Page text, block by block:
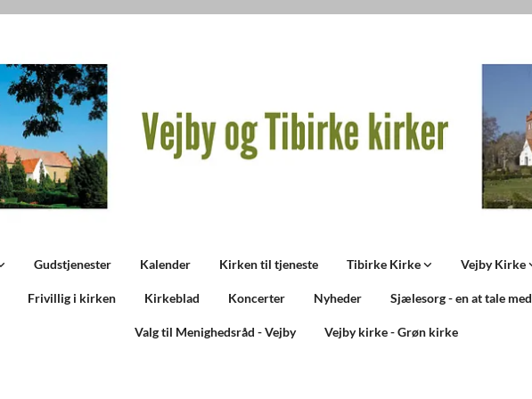
Gudstjenester Kalender Kirken til tjeneste Tibirke Kirke Vejby Kirke
Frivillig i kirken Kirkeblad Koncerter Nyheder Sjælesorg - en at tale med
Valg til Menighedsråd - Vejby Vejby kirke - Grøn kirke